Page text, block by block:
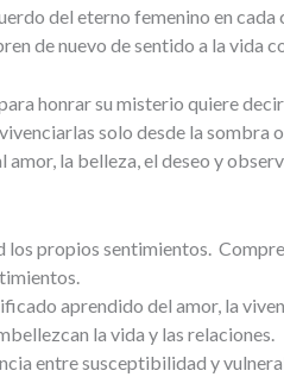
del eterno femenino en cada
de nuevo de sentido a la vida
honrar su misterio quiere
solo desde la
la belleza, el deseo y
los propios sentimientos.
aprendido del amor, la
la vida y las relaciones.
entre susceptibilidad y